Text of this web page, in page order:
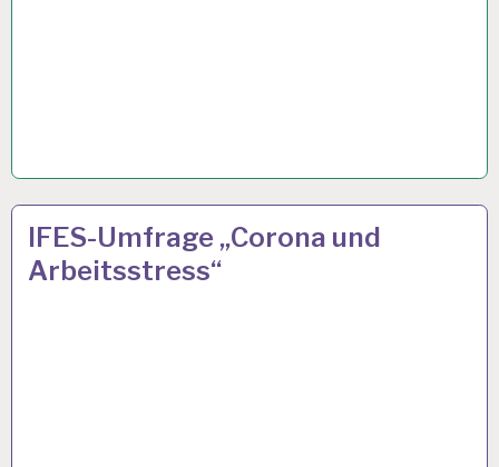
3
G
REGEL…
IFES-Umfrage „Corona und
Arbeitsstress“
23 NOV. 2021